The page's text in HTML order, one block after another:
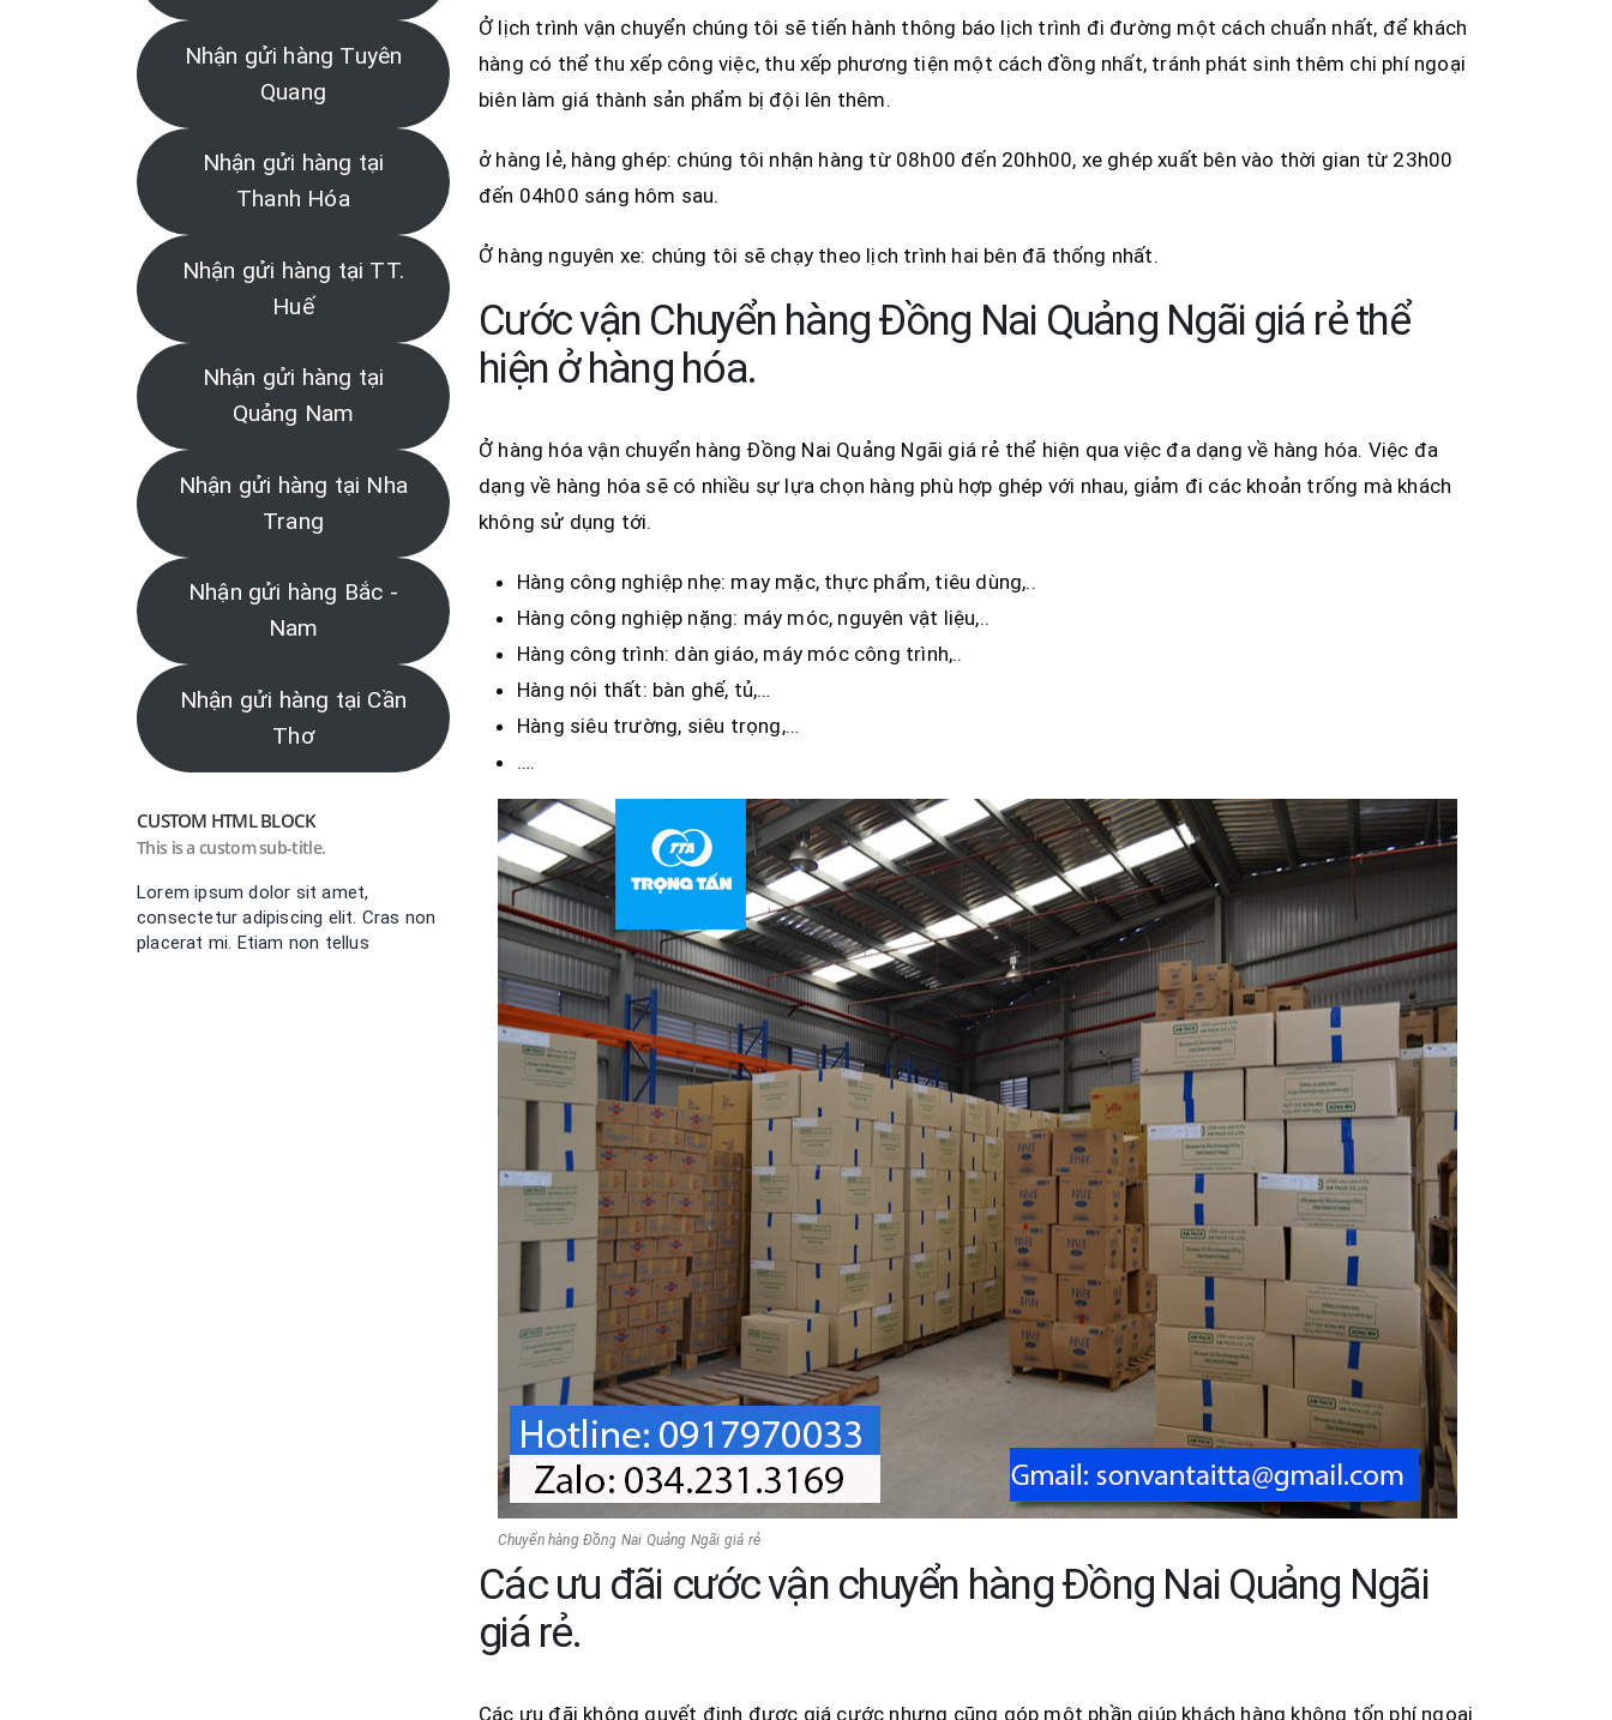
Ở lịch trình vận chuyển chúng tôi sẽ tiến hành thông báo lịch trình đi đường một cách chuẩn nhất, để khách
hàng có thể thu xếp công việc, thu xếp phương tiện một cách đồng nhất, tránh phát sinh thêm chi phí ngoại
biên làm giá thành sản phẩm bị đội lên thêm.
ở hàng lẻ, hàng ghép: chúng tôi nhận hàng từ 08h00 đến 20hh00, xe ghép xuất bên vào thời gian từ 23h00
đến 04h00 sáng hôm sau.
Ở hàng nguyên xe: chúng tôi sẽ chạy theo lịch trình hai bên đã thống nhất.
Cước vận Chuyển hàng Đồng Nai Quảng Ngãi giá rẻ thể
hiện ở hàng hóa.
Ở hàng hóa vận chuyển hàng Đồng Nai Quảng Ngãi giá rẻ thể hiện qua việc đa dạng về hàng hóa. Việc đa
dạng về hàng hóa sẽ có nhiều sự lựa chọn hàng phù hợp ghép với nhau, giảm đi các khoản trống mà khách
không sử dụng tới.
Hàng công nghiệp nhẹ: may mặc, thực phẩm, tiêu dùng,..
Hàng công nghiệp nặng: máy móc, nguyên vật liệu,..
Hàng công trình: dàn giáo, máy móc công trình,..
Hàng nội thất: bàn ghế, tủ,…
Hàng siêu trường, siêu trọng,…
….
Chuyển hàng Đồng Nai Quảng Ngãi giá rẻ
Các ưu đãi cước vận chuyển hàng Đồng Nai Quảng Ngãi
giá rẻ.
Các ưu đãi không quyết định được giá cước nhưng cũng góp một phần giúp khách hàng không tốn phí ngoại
Nhận gửi hàng Tuyên
Quang
Nhận gửi hàng tại
Thanh Hóa
Nhận gửi hàng tại TT.
Huế
Nhận gửi hàng tại
Quảng Nam
Nhận gửi hàng tại Nha
Trang
Nhận gửi hàng Bắc -
Nam
Nhận gửi hàng tại Cần
Thơ
CUSTOM HTML BLOCK
This is a custom sub-title.
Lorem ipsum dolor sit amet,
consectetur adipiscing elit. Cras non
placerat mi. Etiam non tellus